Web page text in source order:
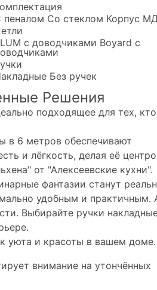
пеналом Со стеклом Корпус
с доводчиками Boyard c
Без ручек
Решения
подходящее для тех,
в 6 метров обеспечивают
и лёгкость, делая её
от "Алексеевские кухни".
фантазии станут
удобным и практичным.
Выбирайте ручки
уюта и красоты в вашем доме.
внимание на утончённых